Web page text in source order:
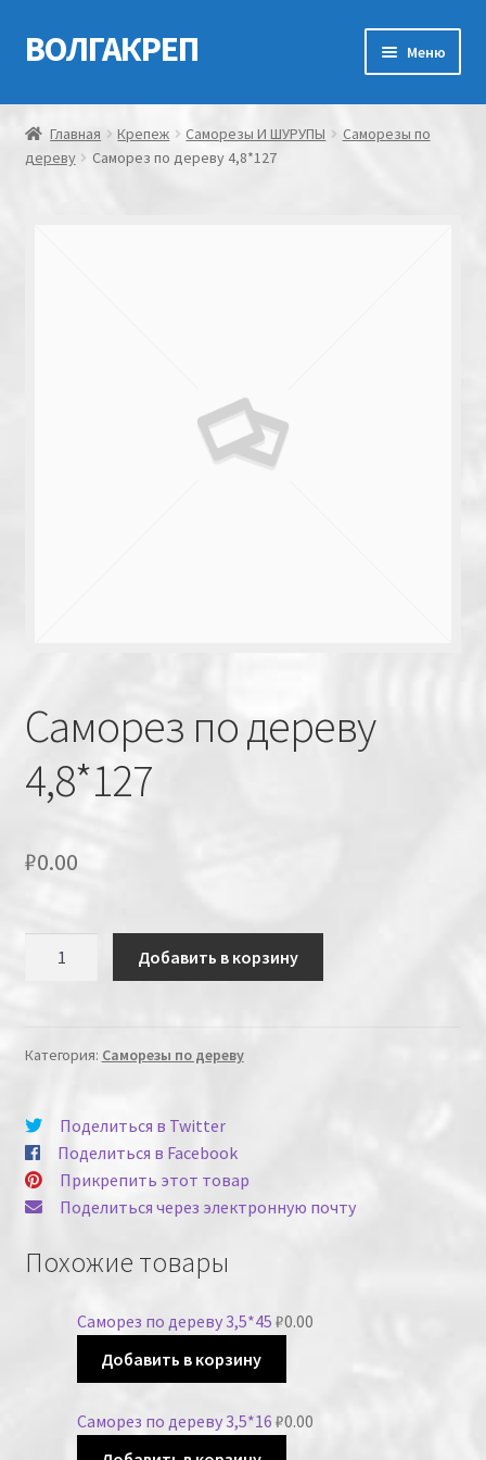
Перейти
к
Перейти
к
ВОЛГАКРЕП Меню
Главная
Контакты
Главная Крепеж Саморезы И ШУРУПЫ
Саморезы по
дереву
Саморез по дереву 4,8*127
Саморез по дереву
4,8*127
₽0.00
Добавить в корзину
Категория: Саморезы по дереву
Поделиться в Twitter
Поделиться в Facebook
Прикрепить этот товар
Поделиться через электронную почту
Похожие товары
Саморез по дереву 3,5*45 ₽0.00
Добавить в корзину
Саморез по дереву 3,5*16 ₽0.00